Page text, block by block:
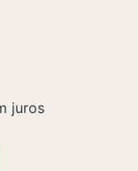
juros